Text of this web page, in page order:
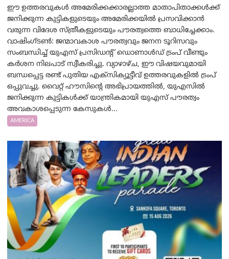
ഈ ഉത്തരവുകൾ അമേരിക്കക്കാരല്ലാത്ത മാതാപിതാക്കൾക്ക്
ജനിക്കുന്ന കുട്ടികളുടെയും അമേരിക്കയിൽ പ്രസവിക്കാൻ
വരുന്ന വിദേശ സ്ത്രീകളുടെയും പൗരത്വത്തെ ബാധിച്ചേക്കാം.
വാഷിംഗ്ടണ്‍: ജന്മാവകാശ പൗരത്വവും ജനന ടൂറിസവും
സംബന്ധിച്ച് യുഎസ് പ്രസിഡന്റ് ഡൊണാൾഡ് ട്രംപ് വീണ്ടും
കർശന നിലപാട് സ്വീകരിച്ചു. വ്യാഴാഴ്ച, ഈ വിഷയവുമായി
ബന്ധപ്പെട്ട രണ്ട് പുതിയ എക്സിക്യൂട്ടീവ് ഉത്തരവുകളിൽ ട്രംപ്
ഒപ്പുവച്ചു. വൈറ്റ് ഹൗസിന്റെ അഭിപ്രായത്തിൽ, യുഎസിൽ
ജനിക്കുന്ന കുട്ടികൾക്ക് യാന്ത്രികമായി യുഎസ് പൗരത്വം
അവകാശപ്പെടുന്ന കേസുകൾ...
AMERICA